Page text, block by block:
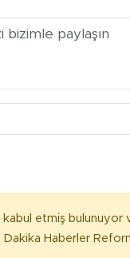
kabul etmiş bulunuyor
Dakika Haberler